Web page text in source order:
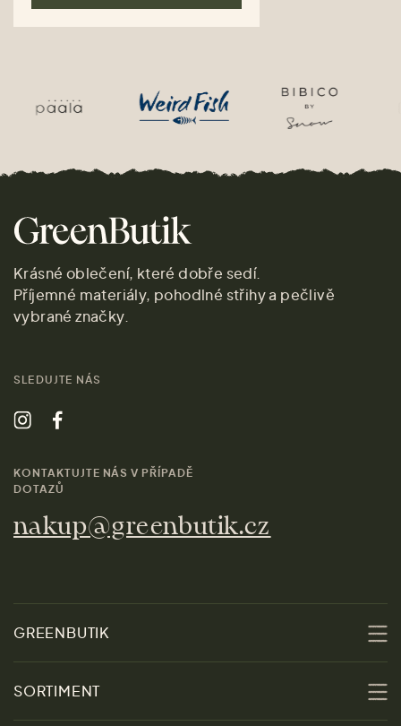
Krásné oblečení, které dobře sedí.
Příjemné materiály, pohodlné střihy a pečlivě
vybrané značky.
SLEDUJTE NÁS
KONTAKTUJTE NÁS V PŘÍPADĚ
DOTAZŮ
nakup@greenbutik.cz
GREENBUTIK
SORTIMENT